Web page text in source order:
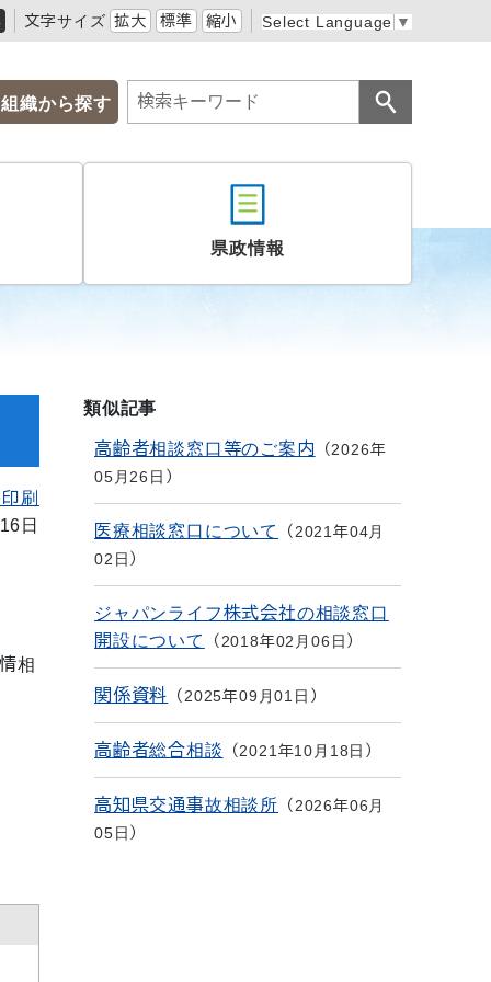
文字サイズ 拡大 標準 縮小 Select Language ▼
組織から探す
県政情報
刷
日
相
類似記事
高齢者相談窓口等のご案内
2026年
05月26日
医療相談窓口について
2021年04月
02日
ジャパンライフ株式会社の相談窓口
開設について
2018年02月06日
関係資料 2025年09月01日
高齢者総合相談 2021年10月18日
高知県交通事故相談所
2026年06月
05日